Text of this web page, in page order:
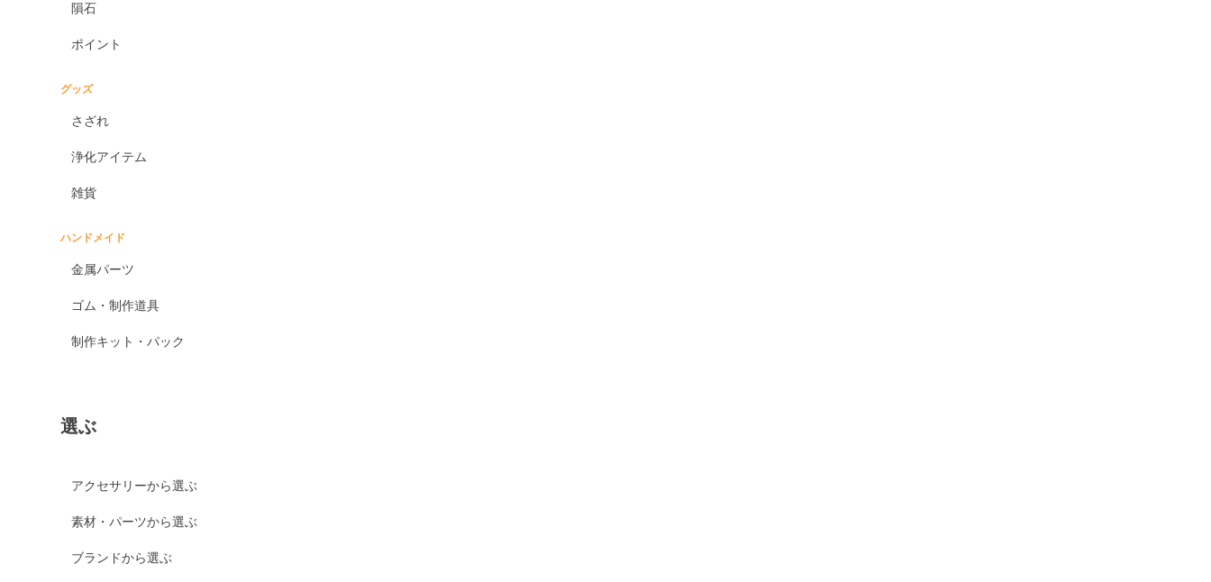
隕石
ポイント
グッズ
さざれ
浄化アイテム
雑貨
ハンドメイド
金属パーツ
ゴム・制作道具
制作キット・パック
選ぶ
アクセサリーから選ぶ
素材・パーツから選ぶ
ブランドから選ぶ